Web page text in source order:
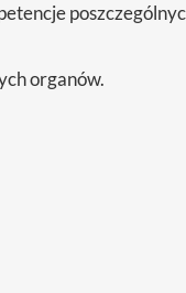
organów.